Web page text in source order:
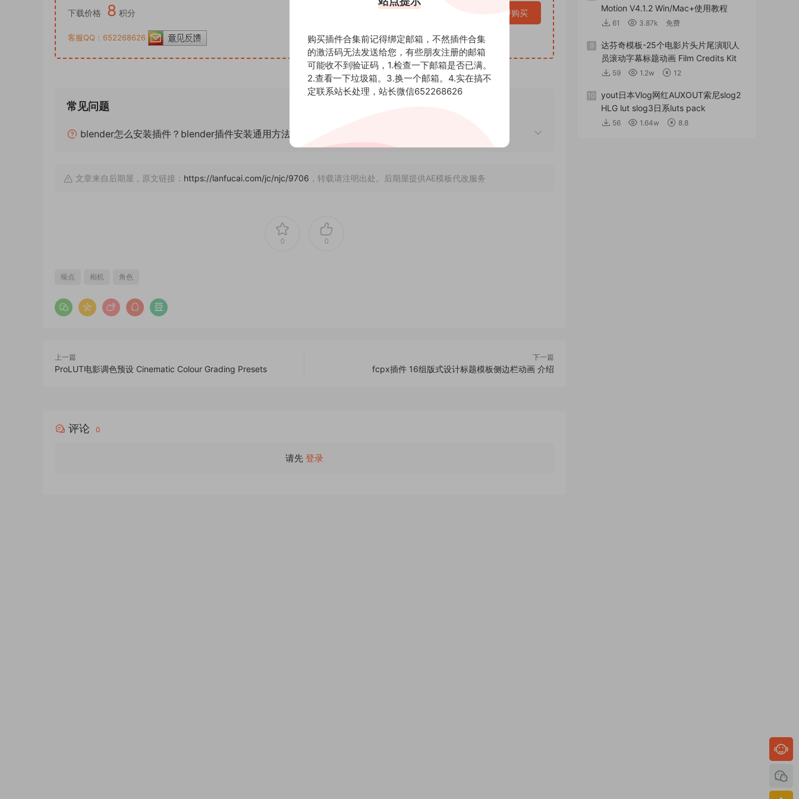
下载价格 8 积分 立即购买
客服QQ：652268626
常见问题
blender怎么安装插件？blender插件安装通用方法！
文章来自后期屋，原文链接： https://lanfucai.com/jc/njc/9706 ，转载请注明出处。后期屋提供AE模板代改服务
0 0
噪点 相机 角色
上一篇
ProLUT电影调色预设 Cinematic Colour Grading Presets
下一篇
fcpx插件 16组版式设计标题模板侧边栏动画 介绍
评论 0
请先 登录
Motion V4.1.2 Win/Mac+使用教程
61 3.87k 免费
9
达芬奇模板-25个电影片头片尾演职人
员滚动字幕标题动画 Film Credits Kit
59 1.2w 12
10
yout日本Vlog网红AUXOUT索尼slog2
HLG lut slog3日系luts pack
56 1.64w 8.8
购买插件合集前记得绑定邮箱，不然插件合集
的激活码无法发送给您，有些朋友注册的邮箱
可能收不到验证码，1.检查一下邮箱是否已满。
2.查看一下垃圾箱。3.换一个邮箱。4.实在搞不
定联系站长处理，站长微信652268626